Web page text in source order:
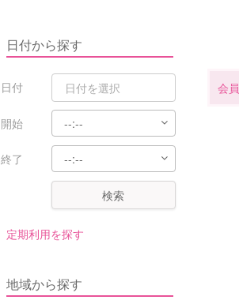
日付から探す
日付
開始
終了
検索
定期利用を探す
地域から探す
会